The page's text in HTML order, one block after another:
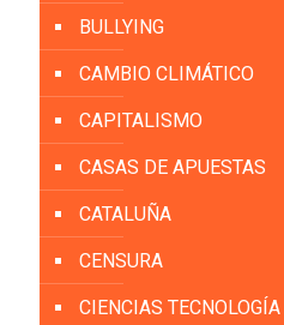
BULLYING
CAMBIO CLIMÁTICO
CAPITALISMO
CASAS DE APUESTAS
CATALUÑA
CENSURA
CIENCIAS TECNOLOGÍA